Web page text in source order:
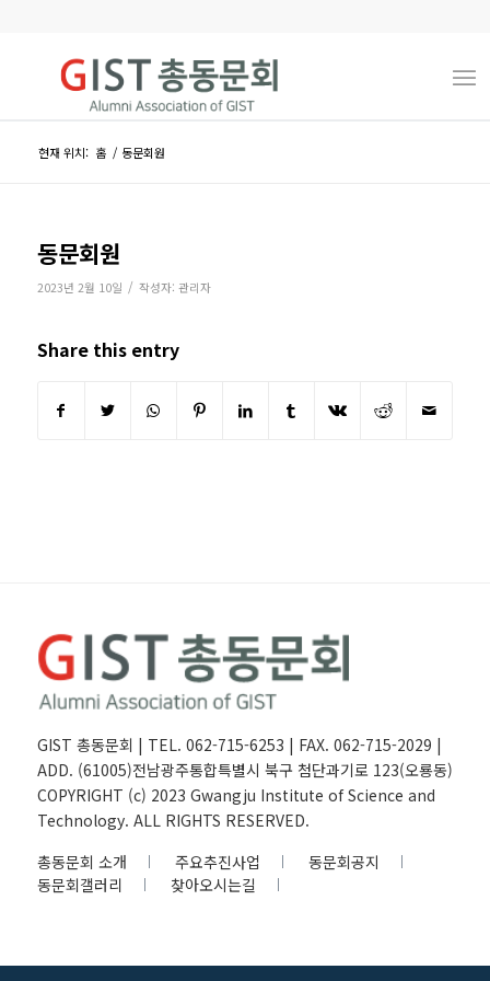
현재 위치: 홈 / 동문회원
동문회원
2023년 2월 10일 / 작성자: 관리자
Share this entry
GIST 총동문회 | TEL. 062-715-6253 | FAX. 062-715-2029 |
ADD. (61005)전남광주통합특별시 북구 첨단과기로 123(오룡동)
COPYRIGHT (c) 2023 Gwangju Institute of Science and
Technology. ALL RIGHTS RESERVED.
총동문회 소개
주요추진사업
동문회공지
동문회갤러리
찾아오시는길